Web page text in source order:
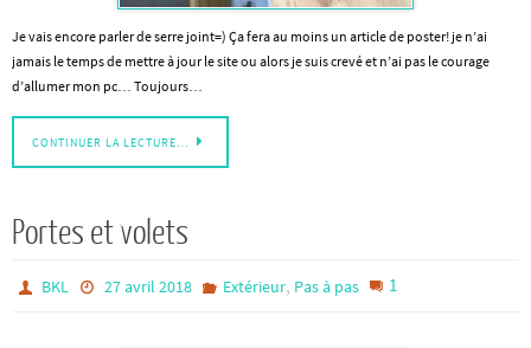
Je vais encore parler de serre joint=) Ça fera au moins un article de poster! je n’ai
jamais le temps de mettre à jour le site ou alors je suis crevé et n’ai pas le courage
d’allumer mon pc… Toujours…
CONTINUER LA LECTURE…
Portes et volets
BKL 27 avril 2018 Extérieur, Pas à pas 1